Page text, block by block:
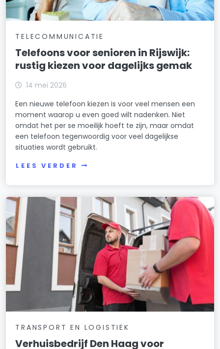
TELECOMMUNICATIE
Telefoons voor senioren in Rijswijk:
rustig kiezen voor dagelijks gemak
14 mei 2026
Een nieuwe telefoon kiezen is voor veel mensen een
moment waarop u even goed wilt nadenken. Niet
omdat het per se moeilijk hoeft te zijn, maar omdat
een telefoon tegenwoordig voor veel dagelijkse
situaties wordt gebruikt.
LEES VERDER
TRANSPORT EN LOGISTIEK
Verhuisbedrijf Den Haag voor